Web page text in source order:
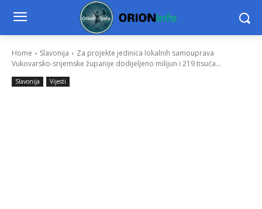
Home Slavonija
Za projekte jedinica lokalnih samouprava
Vukovarsko-srijemske županije dodijeljeno milijun i 219 tisuća...
Slavonija Vijesti